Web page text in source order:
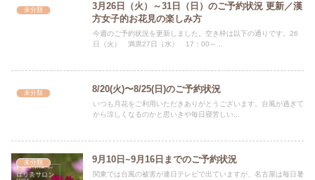
未分類
3月26日（火）～31日（日）のご予約状況 更新／漢
方女子的お花見の楽しみ方
今週のご予約状況を更新しました。空き枠は以下の通りです。26
日（火） 満席27日（水） 17：00～...
未分類 8/20(火)〜8/25(日)のご予約状況
いつも月花をご利用いただきありがとうございます。台風が過ぎて
から涼しくなるのかと思いきや毎日寝苦しい...
未分類 9月10日~9月16日までのご予約状況
関東では台風の被害が連日テレビで出ていますが、名古屋は毎日暑